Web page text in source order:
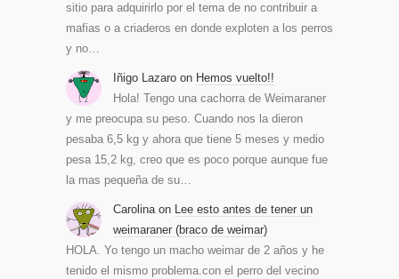
sitio para adquirirlo por el tema de no contribuir a
mafias o a criaderos en donde exploten a los perros
y no…
Iñigo Lazaro on Hemos vuelto!!
Hola! Tengo una cachorra de Weimaraner
y me preocupa su peso. Cuando nos la dieron
pesaba 6,5 kg y ahora que tiene 5 meses y medio
pesa 15,2 kg, creo que es poco porque aunque fue
la mas pequeña de su…
Carolina on Lee esto antes de tener un
weimaraner (braco de weimar)
HOLA. Yo tengo un macho weimar de 2 años y he
tenido el mismo problema.con el perro del vecino